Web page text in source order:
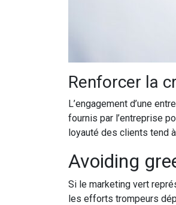
Renforcer la
L’engagement d’une
fournis par l’entreprise
loyauté des clients tend
Avoiding
Si le marketing vert
les efforts trompeurs